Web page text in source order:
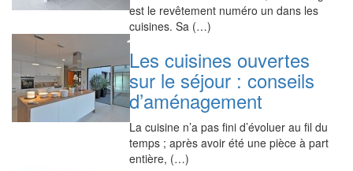
est le revêtement numéro un dans les
cuisines. Sa (…)
Les cuisines ouvertes
sur le séjour : conseils
d’aménagement
La cuisine n’a pas fini d’évoluer au fil du
temps ; après avoir été une pièce à part
entière, (…)